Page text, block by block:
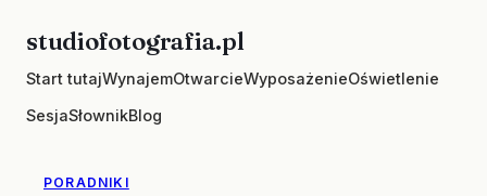
content
studiofotografia.pl
Start tutajWynajemOtwarcieWyposażenieOświetlenie
SesjaSłownikBlog
PORADNIKI